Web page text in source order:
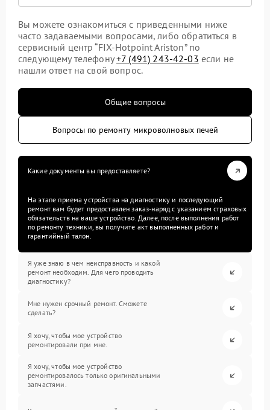
Вы можете ознакомиться с приведенными ниже
часто задаваемыми вопросами, либо обратиться в
сервисный центр “FIX-Hotpoint Ariston” по
следующему телефону+7 (491) 243-42-03 если не
нашли ответ на свой вопрос.
Общие вопросы
Вопросы по ремонту микроволновых печей
Какие документы вы предоставляете?
На этапе приема устройства на диагностику и последующий
ремонт вам будет предоставлен заказ-наряд с указанием страховых
обязательств на ваше устройство. Далее, после выполнения работ
по ремонту техники, вы получите акт выполненных работ и
гарантийный талон.
Я уже знаю в чем неисправность и какой
ремонт необходим. Для чего проводить
диагностику?
Мне нужен срочный ремонт. Сможете
сделать?
Я хочу, чтобы мое устройство
ремонтировали при мне.
Я хочу, чтобы мое устройство
ремонтировалось только оригинальными
запчастями.